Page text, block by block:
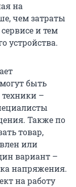
на
чем затраты
и тем
устройства.
быть
–
Также по
товар,
или
вариант –
напряжения.
на работу